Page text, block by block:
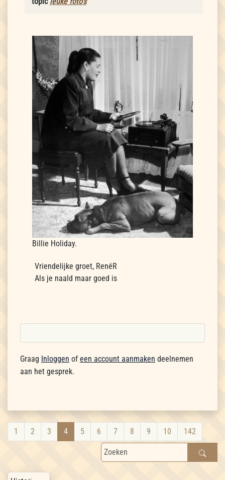
Billie Holiday.
Vriendelijke groet, RenéR
Als je naald maar goed is
Graag Inloggen of een account aanmaken deelnemen
aan het gesprek.
1 2 3 4 5 6 7 8 9 10 142